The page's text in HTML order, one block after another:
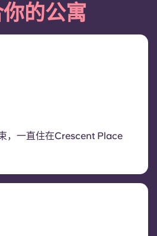
的公寓
，一直住在Crescent Place